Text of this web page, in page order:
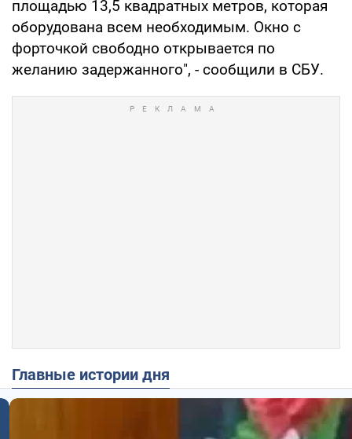
площадью 13,5 квадратных метров, которая
оборудована всем необходимым. Окно с
форточкой свободно открывается по
желанию задержанного", - сообщили в СБУ.
Главные истории дня